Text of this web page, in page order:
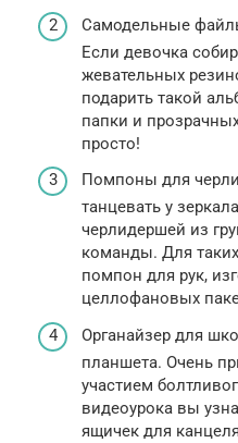
Самодельные
Если девочка
жевательных
подарить такой
папки и
просто!
Помпоны для
танцевать у
черлидершей из
команды. Для
помпон для рук,
целлофановых
Органайзер для
планшета. Очень
участием
видеоурока вы
ящичек для